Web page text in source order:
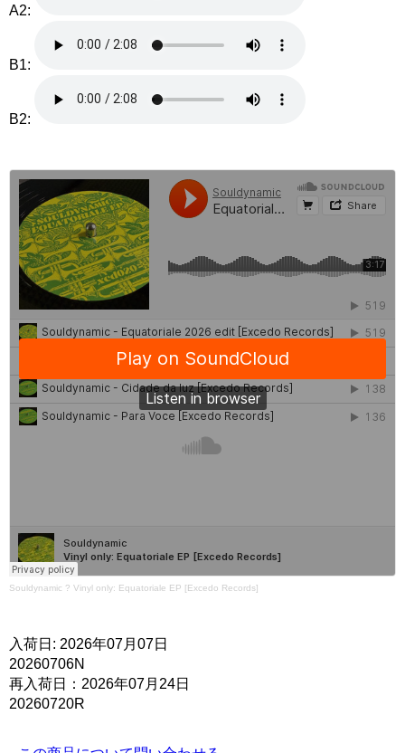
A2:
B1:
B2:
Souldynamic ? Vinyl only: Equatoriale EP [Excedo Records]
入荷日: 2026年07月07日
20260706N
再入荷日：2026年07月24日
20260720R